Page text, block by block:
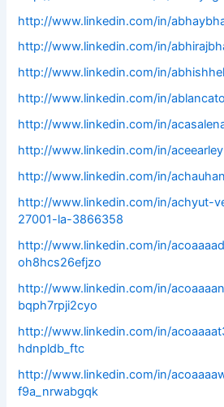
http://www.linkedin.com/in/
http://www.linkedin.com/in/
http://www.linkedin.com/in/
http://www.linkedin.com/in/ablancato
http://www.linkedin.com/in/
http://www.linkedin.com/in/aceearley
http://www.linkedin.com/in/achauhan
http://www.linkedin.com/in/achyut-
27001-la-3866358
http://www.linkedin.com/in/
oh8hcs26efjzo
http://www.linkedin.com/in/
bqph7rpji2cyo
http://www.linkedin.com/in/
hdnpldb_ftc
http://www.linkedin.com/in/
f9a_nrwabgqk